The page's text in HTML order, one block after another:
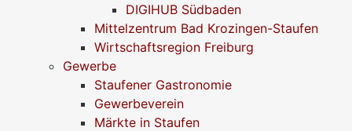
DIGIHUB Südbaden
Mittelzentrum Bad Krozingen-Staufen
Wirtschaftsregion Freiburg
Gewerbe
Staufener Gastronomie
Gewerbeverein
Märkte in Staufen